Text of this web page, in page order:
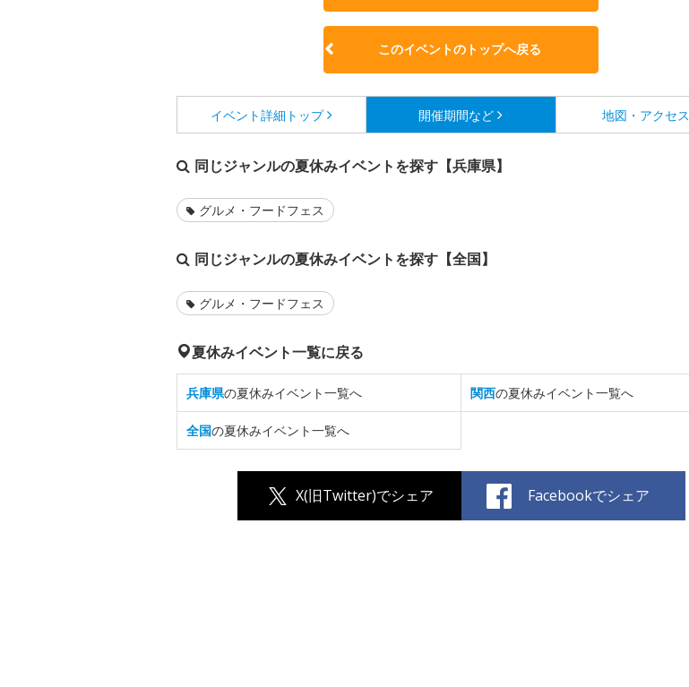
このイベントのトップへ戻る
イベント詳細 トップ 開催期間など 地図・アクセス
同じジャンルの夏休みイベントを探す【兵庫県】
グルメ・フードフェス
同じジャンルの夏休みイベントを探す【全国】
グルメ・フードフェス
夏休みイベント一覧に戻る
兵庫県の夏休みイベント一覧へ 関西の夏休みイベント一覧へ
全国の夏休みイベント一覧へ
X(旧Twitter)でシェア Facebookでシェア